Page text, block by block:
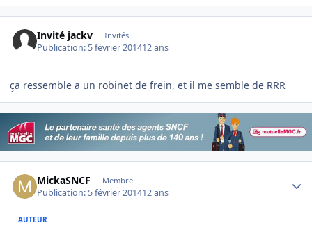
Invité jackv Invités
Publication: 5 février 201412 ans
ça ressemble a un robinet de frein, et il me semble de RRR
MickaSNCF Membre
Publication: 5 février 201412 ans
AUTEUR